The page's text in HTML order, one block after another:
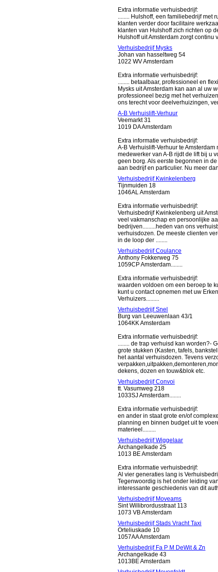
Extra informatie verhuisbedrijf:
........ Hulshoff, een familiebedrijf met
klanten verder door facilitaire
klanten van Hulshoff zich richten op
Hulshoff uit Amsterdam zorgt
Verhuisbedrijf Mysks
Johan van hasseltweg 54
1022 WV Amsterdam
Extra informatie verhuisbedrijf:
........ betaalbaar, professioneel en
Mysks uit Amsterdam kan aan al uw
professioneel bezig met het
ons terecht voor deelverhuizingen,
A-B Verhuislift-Verhuur
Veemarkt 31
1019 DA Amsterdam
Extra informatie verhuisbedrijf:
A-B Verhuislift-Verhuur te
medewerker van A-B rijdt de lift bij u
geen borg. Als eerste begonnen in
aan bedrijf en particulier. Nu meer
Verhuisbedrijf Kwinkelenberg
Tijnmuiden 18
1046AL Amsterdam
Extra informatie verhuisbedrijf:
Verhuisbedrijf Kwinkelenberg uit
veel vakmanschap en persoonlijke
bedrijven.........heden van ons
verhuisdozen. De meeste clienten
in de loop der ........
Verhuisbedrijf Coulance
Anthony Fokkerweg 75
1059CP Amsterdam........
Extra informatie verhuisbedrijf:
waarden voldoen om een beroep te
kunt u contact opnemen met uw
Verhuizers.........
Verhuisbedrijf Snel
Burg van Leeuwenlaan 43/1
1064KK Amsterdam
Extra informatie verhuisbedrijf:
........ de trap verhuisd kan worden?-
grote stukken (Kasten, tafels,
het aantal verhuisdozen. Tevens
dekens, dozen en touw&blok etc.
Verhuisbedrijf Convoi
tt. Vasumweg 218
1033SJ Amsterdam........
Extra informatie verhuisbedrijf:
en ander in staat grote en/of
planning en binnen budget uit te
materieel.........
Verhuisbedrijf Wiggelaar
Archangelkade 25
1013 BE Amsterdam
Extra informatie verhuisbedrijf:
Al vier generaties lang is
Tegenwoordig is het onder leiding
interessante geschiedenis van dit
Verhuisbedrijf Moveams
Sint Willibrordusstraat 113
1073 VB Amsterdam
Verhuisbedrijf Stads Vracht Taxi
Orteliuskade 10
1057AA Amsterdam
Verhuisbedrijf Fa P M DeWit & Zn
Archangelkade 43
1013BE Amsterdam